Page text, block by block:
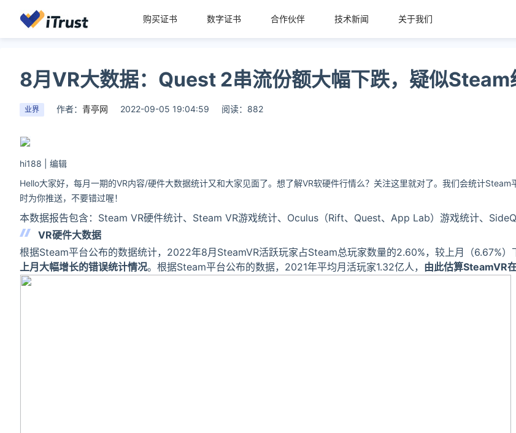
购买证书 数字证书 合作伙伴 技术新闻 关于我们
8月VR大数据：Quest 2串流份额大幅下跌，疑似Steam
业界 作者： 青亭网 2022-09-05 19:04:59 阅读：882
hi188 | 编辑
Hello大家好，每月一期的VR内容/硬件大数据统计又和大家见面了。想了解VR软硬件行情么？关注这里就对了。我们会统计Steam
时为你推送，不要错过喔！
本数据报告包含：Steam VR硬件统计、Steam VR游戏统计、Oculus（Rift、Quest、App Lab）游戏统计、
VR硬件大数据
根据Steam平台公布的数据统计，2022年8月SteamVR活跃玩家占Steam总玩家数量的2.60%，较上月（6.67%）
上月大幅增长的错误统计情况。根据Steam平台公布的数据，2021年平均月活玩家1.32亿人， 由此估算SteamVR